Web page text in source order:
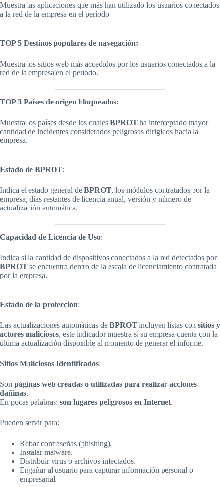
Muestra las aplicaciones que más han utilizado los usuarios conectados
a la red de la empresa en el período.
TOP5 Destinos populares de navegación:
Muestra los sitios web más accedidos por los usuarios conectados a la
red de la empresa en el período.
TOP3 Países de origen bloqueados:
Muestra los países desde los cuales BPROT ha interceptado mayor
cantidad de incidentes considerados peligrosos dirigidos hacia la
empresa.
Estado de BPROT:
Indica el estado general de BPROT, los módulos contratados por la
empresa, días restantes de licencia anual, versión y número de
actualización automática.
Capacidad de Licencia de Uso:
Indica si la cantidad de dispositivos conectados a la red detectados por
BPROT se encuentra dentro de la escala de licenciamiento contratada
por la empresa.
Estado de la protección:
Las actualizaciones automáticas de BPROT incluyen listas con sitios y
actores maliciosos, este indicador muestra si su empresa cuenta con la
última actualización disponible al momento de generar el informe.
Sitios Maliciosos Identificados:
Son páginas web creadas o utilizadas para realizar acciones
dañinas.
En pocas palabras: son lugares peligrosos en Internet.
Pueden servir para:
Robar contraseñas (phishing).
Instalar malware.
Distribuir virus o archivos infectados.
Engañar al usuario para capturar información personal o
empresarial.